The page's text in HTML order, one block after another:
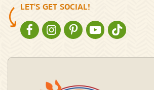
LET'S GET SOCIAL!
NATURESCANNER OP FACEBOOK
NATURESCANNER OP INSTAGRAM
NATURESCANNER OP
NATURESCANNER